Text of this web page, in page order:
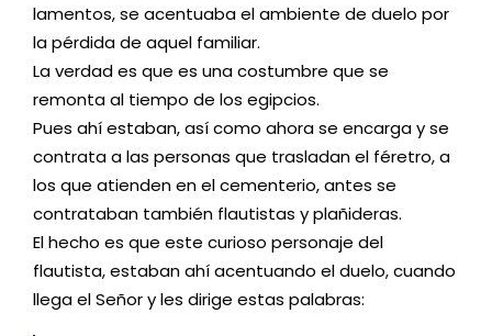
lamentos, se acentuaba el ambiente de duelo por
la pérdida de aquel familiar.
La verdad es que es una costumbre que se
remonta al tiempo de los egipcios.
Pues ahí estaban, así como ahora se encarga y se
contrata a las personas que trasladan el féretro, a
los que atienden en el cementerio, antes se
contrataban también flautistas y plañideras.
El hecho es que este curioso personaje del
flautista, estaban ahí acentuando el duelo, cuando
llega el Señor y les dirige estas palabras: